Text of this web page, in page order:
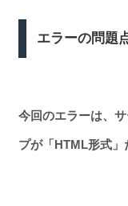
エラーの問題
今回のエラーは、
プが「HTML形式」